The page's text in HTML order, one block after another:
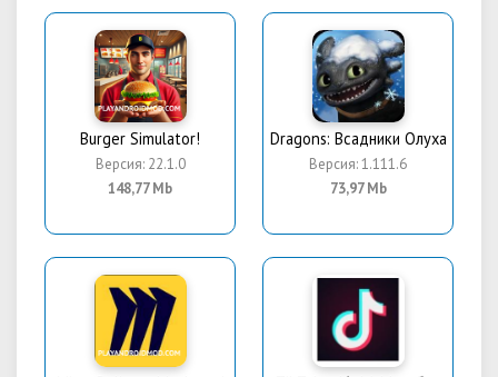
Burger Simulator!
Версия: 22.1.0
148,77 Mb
Dragons: Всадники Олуха
Версия: 1.111.6
73,97 Mb